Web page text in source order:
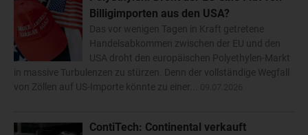
Billigimporten aus den USA?
Das vor wenigen Tagen in Kraft getretene
Handelsabkommen zwischen der EU und den
USA droht den europäischen Polyethylen-Markt
in massive Turbulenzen zu stürzen. Denn der vollständige Wegfall
von Zöllen auf US-Importe könnte zu einer...
ContiTech: Continental verkauft